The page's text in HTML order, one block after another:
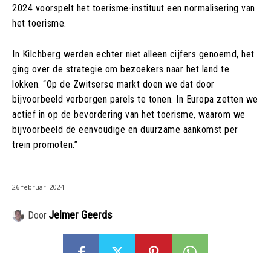
2024 voorspelt het toerisme-instituut een normalisering van
het toerisme.
In Kilchberg werden echter niet alleen cijfers genoemd, het
ging over de strategie om bezoekers naar het land te
lokken. “Op de Zwitserse markt doen we dat door
bijvoorbeeld verborgen parels te tonen. In Europa zetten we
actief in op de bevordering van het toerisme, waarom we
bijvoorbeeld de eenvoudige en duurzame aankomst per
trein promoten.”
26 februari 2024
Door Jelmer Geerds